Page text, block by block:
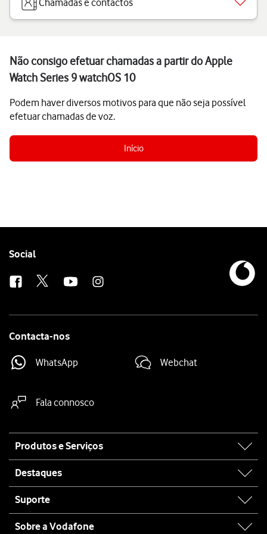
Chamadas e contactos
Não consigo efetuar chamadas a partir do Apple
Watch Series 9 watchOS 10
Podem haver diversos motivos para que não seja possível
efetuar chamadas de voz.
Início
Follow
Social
Contacta-nos
WhatsApp Webchat
Fala connosco
map
Produtos e Serviços
Destaques
Suporte
Sobre a Vodafone